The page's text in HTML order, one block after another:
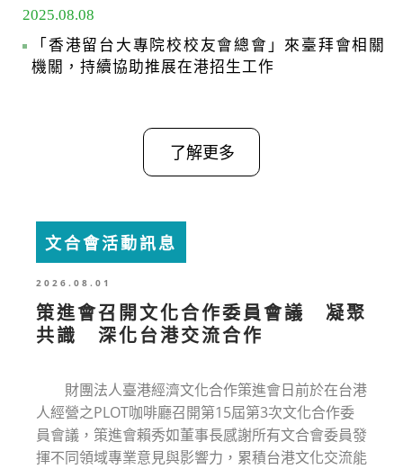
2025.08.08
「香港留台大專院校校友會總會」來臺拜會相關
機關，持續協助推展在港招生工作
了解更多
文合會活動訊息
2026.08.01
策進會召開文化合作委員會議 凝聚
共識 深化台港交流合作
財團法人臺港經濟文化合作策進會日前於在台港
人經營之PLOT咖啡廳召開第15屆第3次文化合作委
員會議，策進會賴秀如董事長感謝所有文合會委員發
揮不同領域專業意見與影響力，累積台港文化交流能